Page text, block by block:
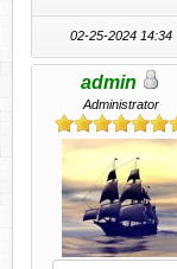
02-25-2024 14:34
admin
Administrator